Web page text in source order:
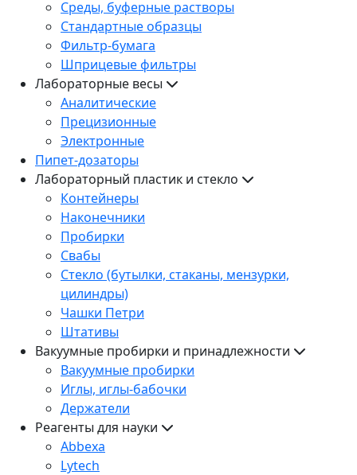
Среды, буферные растворы
Стандартные образцы
Фильтр-бумага
Шприцевые фильтры
Лабораторные весы
Аналитические
Прецизионные
Электронные
Пипет-дозаторы
Лабораторный пластик и стекло
Контейнеры
Наконечники
Пробирки
Свабы
Стекло (бутылки, стаканы, мензурки,
цилиндры)
Чашки Петри
Штативы
Вакуумные пробирки и принадлежности
Вакуумные пробирки
Иглы, иглы-бабочки
Держатели
Реагенты для науки
Abbexa
Lytech